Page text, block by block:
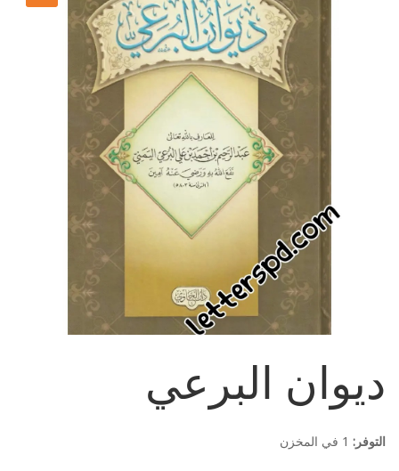
ديوان البرعي
التوفر: 1 في المخزن